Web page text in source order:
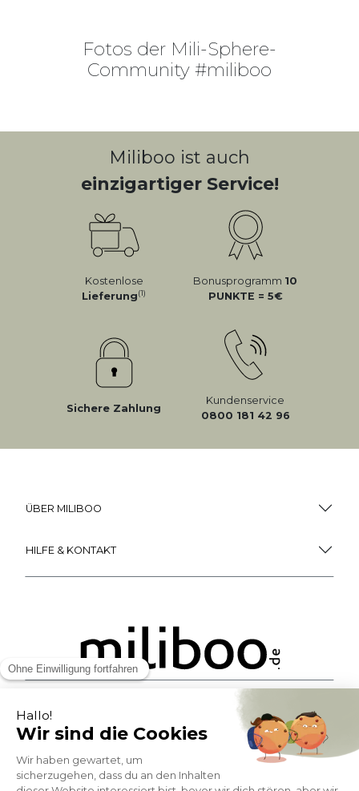
Fotos der Mili-Sphere-
Community #miliboo
MEHR ANZEIGEN
Miliboo ist auch
Bonusprogramm
PUNKTE = 5